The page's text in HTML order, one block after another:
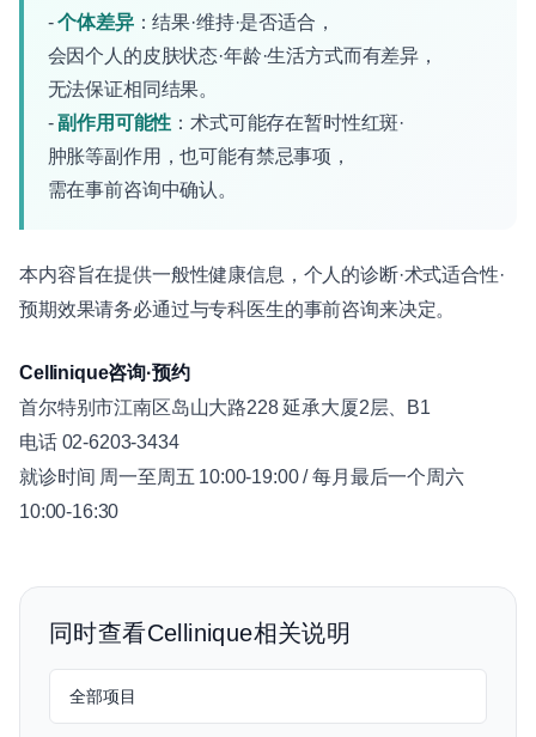
-个体差异：结果·维持·是否适合，
会因个人的皮肤状态·年龄·生活方式而有差异，
无法保证相同结果。
-副作用可能性 ：术式可能存在暂时性红斑·
肿胀等副作用，也可能有禁忌事项，
需在事前咨询中确认。
本内容旨在提供一般性健康信息，个人的诊断·术式适合性·
预期效果请务必通过与专科医生的事前咨询来决定。
Cellinique咨询·预约
首尔特别市江南区岛山大路228 延承大厦2层、B1
电话 02-6203-3434
就诊时间 周一至周五 10:00-19:00 / 每月最后一个周六
10:00-16:30
同时查看Cellinique相关说明
全部项目